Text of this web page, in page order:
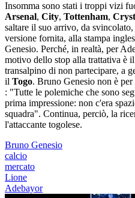
Insomma sono stati i troppi vizi
Arsenal, City, Tottenham,
saltare il suo arrivo, da
versione fornita, alla stampa
Genesio. Perché, in realtà, per
motivo dello stop alla trattativa è
transalpino di non partecipare, a
il Togo. Bruno Genesio non è
: "Tutte le polemiche che sono
prima impressione: non c'era
squadra". Continua, perciò, la
l'attaccante togolese.
Bruno Genesio
calcio
mercato
Lione
Adebayor